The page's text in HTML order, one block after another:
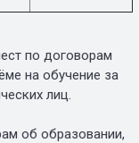
по договорам
на обучение за
лиц.
об образовании,